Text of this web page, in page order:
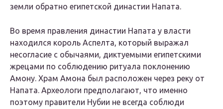
земли обратно египетской династии Напата.
Во время правления династии Напата у власти
находился король Аспелта, который выражал
несогласие с обычаями, диктуемыми египетскими
жрецами по соблюдению ритуала поклонению
Амону. Храм Амона был расположен через реку от
Напата. Археологи предполагают, что именно
поэтому правители Нубии не всегда соблюди